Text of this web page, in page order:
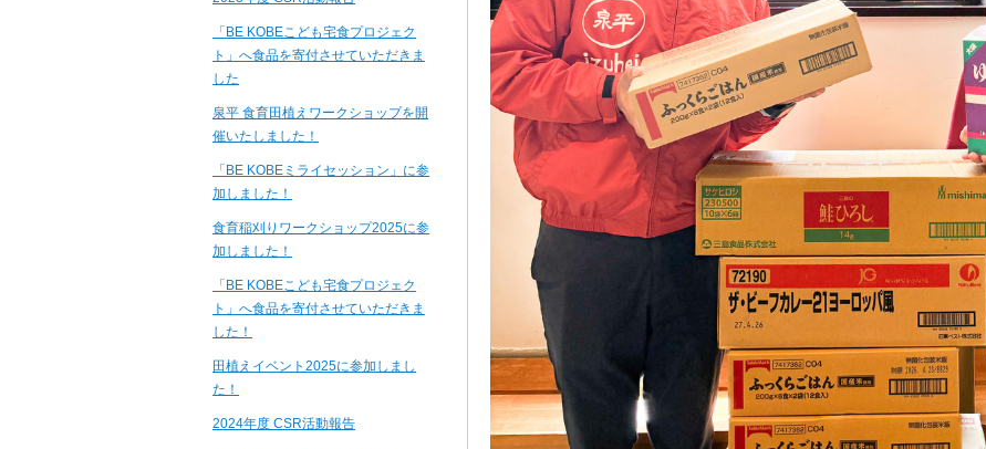
「BE KOBEこども宅食プロジェク
ト」へ食品を寄付させていただきま
した
泉平 食育田植えワークショップを開
催いたしました！
「BE KOBEミライセッション」に参
加しました！
食育稲刈りワークショップ2025に参
加しました！
「BE KOBEこども宅食プロジェク
ト」へ食品を寄付させていただきま
した！
田植えイベント2025に参加しまし
た！
2024年度 CSR活動報告